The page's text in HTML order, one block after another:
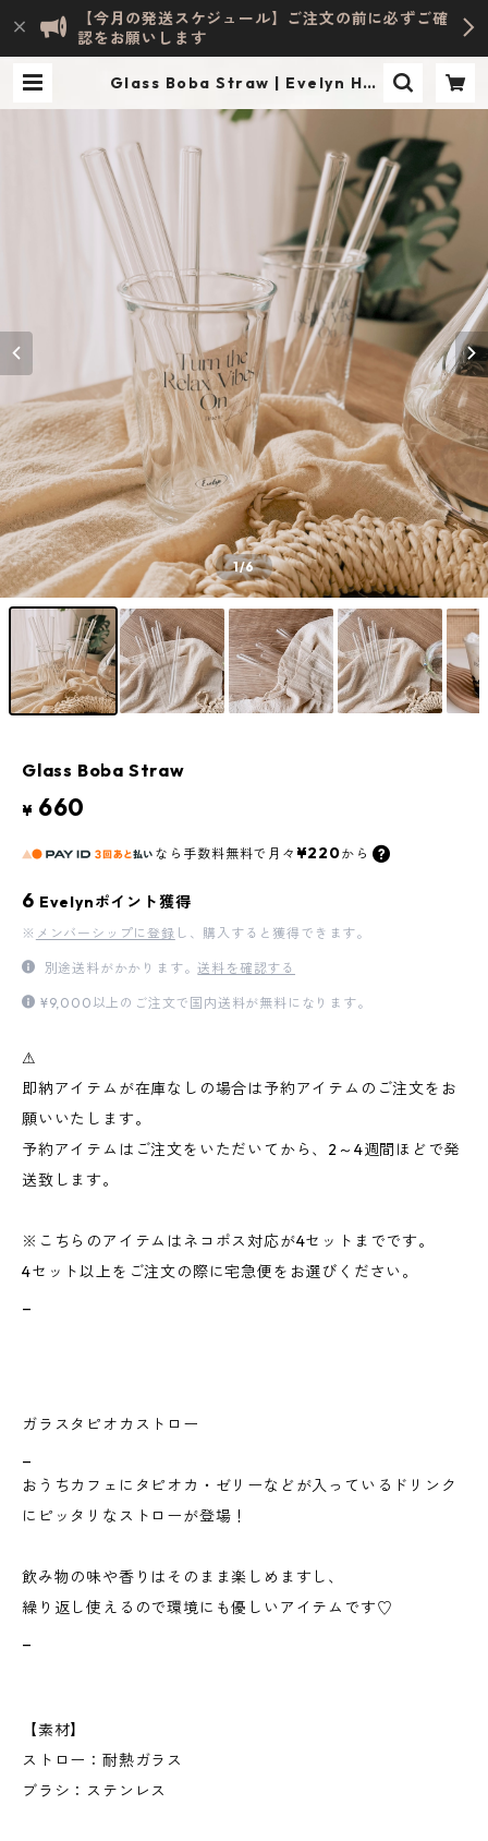
【今月の発送スケジュール】ご注文の前に必ずご確
認をお願いします
Glass Boba Straw | Evelyn HO
FESTYLE
1/6
Glass Boba Straw
¥ 660
なら 手数料無料で 月々 ¥220から
6 Evelynポイント獲得
※ メンバーシップに登録 し、購入すると獲得できます。
別途送料がかかります。送料を確認する
¥9,000以上のご注文で国内送料が無料になります。
⚠︎
即納アイテムが在庫なしの場合は予約アイテムのご注文をお
願いいたします。
予約アイテムはご注文をいただいてから、2～4週間ほどで発
送致します。
※こちらのアイテムはネコポス対応が4セットまでです。
4セット以上をご注文の際に宅急便をお選びください。
ガラスタピオカストロー
おうちカフェにタピオカ・ゼリーなどが入っているドリンク
にピッタリなストローが登場！
飲み物の味や香りはそのまま楽しめますし、
繰り返し使えるので環境にも優しいアイテムです♡
【素材】
ストロー：耐熱ガラス
ブラシ：ステンレス